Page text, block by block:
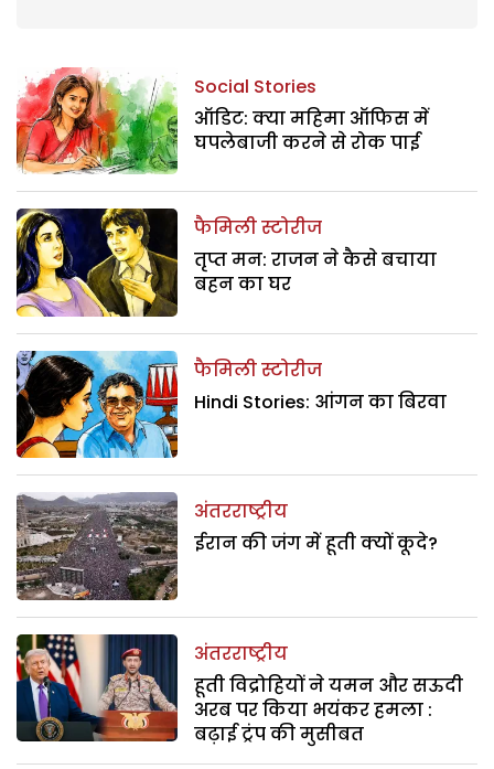
Social Stories
ऑडिट: क्या महिमा ऑफिस में
घपलेबाजी करने से रोक पाई
फैमिली स्टोरीज
तृप्त मन: राजन ने कैसे बचाया
बहन का घर
फैमिली स्टोरीज
Hindi Stories: आंगन का बिरवा
अंतरराष्ट्रीय
ईरान की जंग में हूती क्यों कूदे?
अंतरराष्ट्रीय
हूती विद्रोहियों ने यमन और सऊदी
अरब पर किया भयंकर हमला :
बढ़ाई ट्रंप की मुसीबत